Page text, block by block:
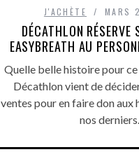
J'ACHÈTE MARS
DÉCATHLON RÉSERVE
EASYBREATH AU
Quelle belle histoire pour ce
Décathlon vient de
ventes pour en faire don aux
nos